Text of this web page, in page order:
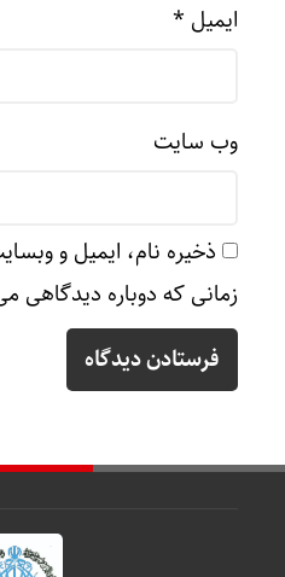
ایمیل *
وب‌ سایت
ذخیره نام، ایمیل و
زمانی که دوباره دیدگاهی